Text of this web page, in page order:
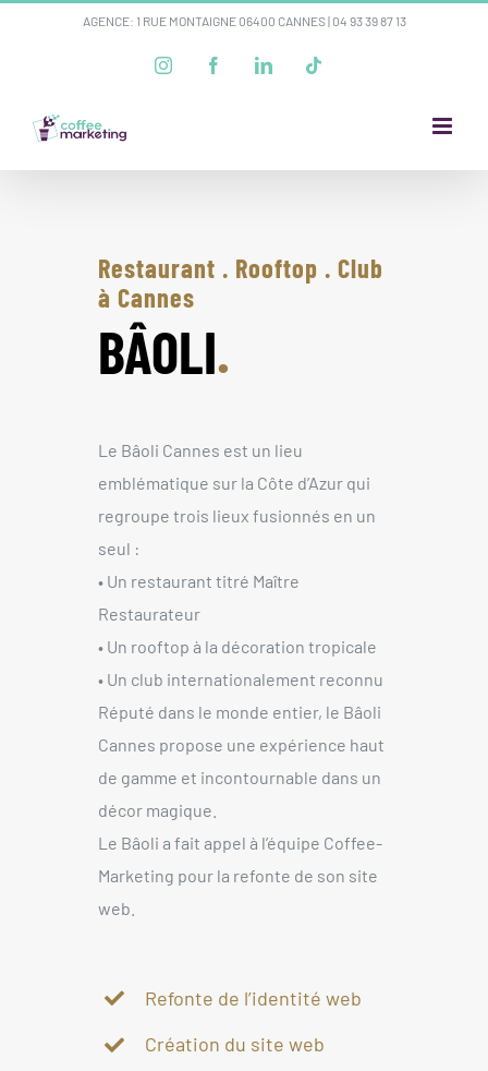
AGENCE: 1 RUE MONTAIGNE 06400 CANNES | 04 93 39 87 13
InstagramFacebookLinkedIn
Restaurant . Rooftop . Club
à Cannes
BÂOLI.
Le Bâoli Cannes est un lieu
emblématique sur la Côte d’Azur qui
regroupe trois lieux fusionnés en un
seul :
• Un restaurant titré Maître
Restaurateur
• Un rooftop à la décoration tropicale
• Un club internationalement reconnu
Réputé dans le monde entier, le Bâoli
Cannes propose une expérience haut
de gamme et incontournable dans un
décor magique.
Le Bâoli a fait appel à l’équipe Coffee-
Marketing pour la refonte de son site
web.
Refonte de l’identité web
Création du site web